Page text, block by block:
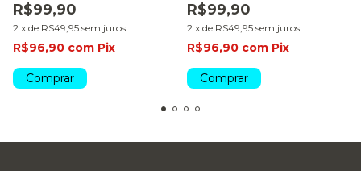
R$99,90
2 x de R$49,95 sem juros
R$96,90 com Pix
Comprar
R$99,90
2 x de R$49,95 sem juros
R$96,90 com Pix
Comprar